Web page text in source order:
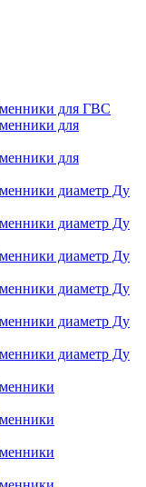
для ГВС
для
для
диаметр Ду
диаметр Ду
диаметр Ду
диаметр Ду
диаметр Ду
диаметр Ду